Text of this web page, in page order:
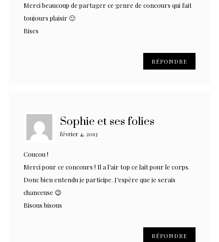
Merci beaucoup de partager ce genre de concours qui fait
toujours plaisir 🙂
Bises
RÉPONDRE
Sophie et ses folies
février 4, 2013
Coucou !
Merci pour ce concours ! Il a l’air top ce lait pour le corps.
Donc bien entendu je participe. J’espère que je serais
chanceuse 😉
Bisous bisous
RÉPONDRE